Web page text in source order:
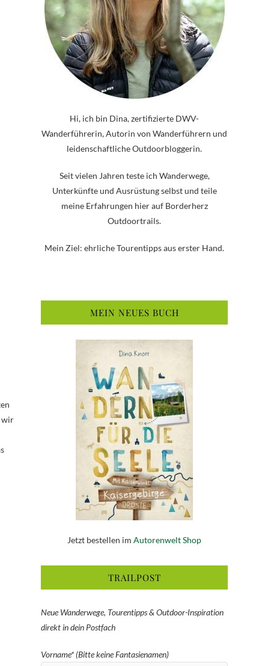
wir
Hi, ich bin Dina, zertifizierte DWV-
Wanderführerin, Autorin von Wanderführern und
leidenschaftliche Outdoorbloggerin.
Seit vielen Jahren teste ich Wanderwege,
Unterkünfte und Ausrüstung selbst und teile
meine Erfahrungen hier auf Borderherz
Outdoortrails.
Mein Ziel: ehrliche Tourentipps aus erster Hand.
MEIN NEUES BUCH
Jetzt bestellen im Autorenwelt Shop
TRAILPOST
Neue Wanderwege, Tourentipps & Outdoor-Inspiration
direkt in dein Postfach
Vorname* (Bitte keine Fantasienamen)